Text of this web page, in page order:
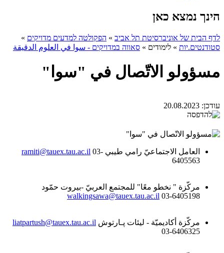
הינך נמצא כאן
לדף הבית של אוניברסיטת תל אביב » הפקולטה למדעים מדויקים »
סטודנטים.יות » לימודים » סאווה במדויקים - سوا في العلوم الدقيقة
مسؤولو الاتّصال في "سوا"
עודכן: 20.08.2023
العامل الاجتماعيّ رامي طيبي ramiti@tauex.tau.ac.il 03-
6405563
مركّزة " نخطو معًا" للمجتمع العربيّ -بيروت حمّود
walkingsawa@tauex.tau.ac.il 03-6405198
مركّزة أكاديميّة - ليئات ﭘـارتوش liatpartush@tauex.tau.ac.il
03-6406325